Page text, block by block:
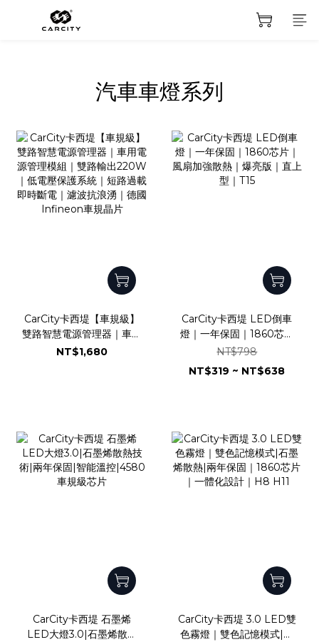
汽車車燈系列
CarCity卡西堤【車規級】
雙路智慧電源管理器｜車用
電源管理模組｜雙路輸出
NT$1,680
CarCity卡西堤 LED倒車
燈｜一年保固｜1860芯片
｜風扇加強散熱｜爆亮版｜
直上型｜T15
NT$798
NT$319 ~ NT$638
CarCity卡西堤 石墨烯
LED大燈3.0|石墨烯散熱
CarCity卡西堤 3.0 LED雙
色霧燈｜雙色記憶模式|石